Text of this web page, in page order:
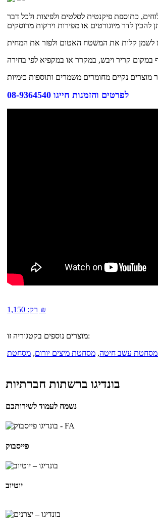
לפרטים והזמנות חייגו 08-9364540
רק: 1,150 ₪
מוצרים נוספים בקטגוריה זו:
מסחטת עשב חיטה, מסחטת מיצים יורום,
בונדיגו ברשתות חברתיות
נשמח לעמוד לשירותכם
פייסבוק
יוטיוב